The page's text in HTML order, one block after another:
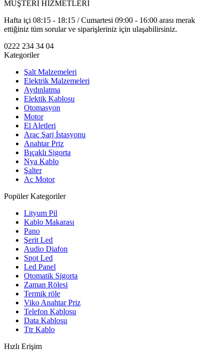
MÜŞTERİ HİZMETLERİ
Hafta içi 08:15 - 18:15 / Cumartesi 09:00 - 16:00 arası merak
ettiğiniz tüm sorular ve siparişleriniz için ulaşabilirsiniz.
0222 234 34 04
Kategoriler
Şalt Malzemeleri
Elektrik Malzemeleri
Aydınlatma
Elektik Kablosu
Otomasyon
Motor
El Aletleri
Araç Şarj İstasyonu
Anahtar Priz
Bıçaklı Sigorta
Nya Kablo
Şalter
Ac Motor
Popüler Kategoriler
Lityum Pil
Kablo Makarası
Pano
Şerit Led
Audio Diafon
Spot Led
Led Panel
Otomatik Sigorta
Zaman Rölesi
Termik röle
Viko Anahtar Priz
Telefon Kablosu
Data Kablosu
Ttr Kablo
Hızlı Erişim